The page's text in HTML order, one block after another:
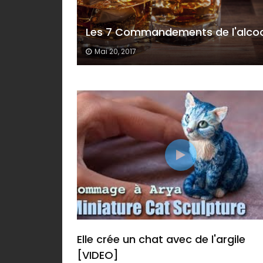
Les 7 Commandements de
Mai 20, 2017
Elle crée un chat avec de l'argile
[VIDEO]